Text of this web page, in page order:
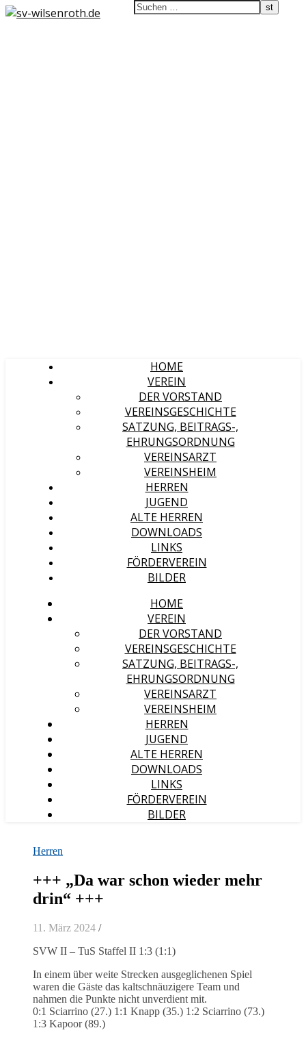
HOME
VEREIN
DER VORSTAND
VEREINSGESCHICHTE
SATZUNG, BEITRAGS-,
EHRUNGSORDNUNG
VEREINSARZT
VEREINSHEIM
HERREN
JUGEND
ALTE HERREN
DOWNLOADS
LINKS
FÖRDERVEREIN
BILDER
HOME
VEREIN
DER VORSTAND
VEREINSGESCHICHTE
SATZUNG, BEITRAGS-,
EHRUNGSORDNUNG
VEREINSARZT
VEREINSHEIM
HERREN
JUGEND
ALTE HERREN
DOWNLOADS
LINKS
FÖRDERVEREIN
BILDER
Herren
+++ „Da war schon wieder mehr
drin“ +++
11. März 2024 /
SVW II – TuS Staffel II 1:3 (1:1)
In einem über weite Strecken ausgeglichenen Spiel
waren die Gäste das kaltschnäuzigere Team und
nahmen die Punkte nicht unverdient mit.
0:1 Sciarrino (27.) 1:1 Knapp (35.) 1:2 Sciarrino (73.)
1:3 Kapoor (89.)